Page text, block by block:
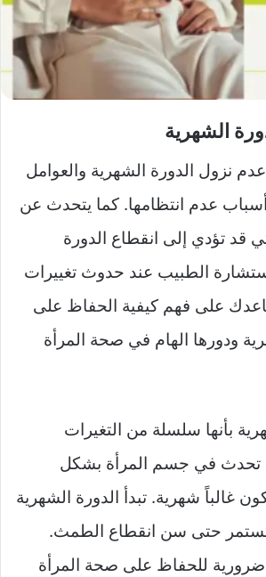
الشهرية
نزول الدورة الشهرية والعوامل
عدم انتظامها. كما يتحدث عن
قد تؤدي إلى انقطاع الدورة
الطبيب عند حدوث تغييرات
على فهم كيفية الحفاظ على
ودورها الهام في صحة المرأة
بأنها سلسلة من التغيرات
تحدث في جسم المرأة بشكل
غالباً شهرية. تبدأ الدورة الشهرية
حتى سن انقطاع الطمث.
ضرورية للحفاظ على صحة المرأة